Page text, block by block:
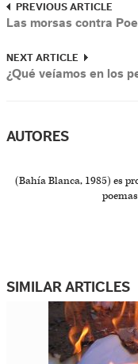
PREVIOUS ARTICLE
Las morsas contra Poe
NEXT ARTICLE
¿Qué veíamos en los
AUTORES
(Bahía Blanca, 1985) es
SIMILAR ARTICLES